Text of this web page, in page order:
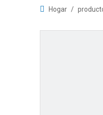
Hogar /